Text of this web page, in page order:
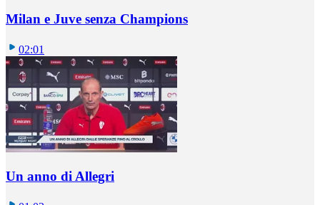
Milan e Juve senza Champions
02:01
Un anno di Allegri